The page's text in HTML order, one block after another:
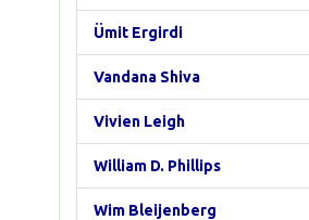
Ümit Ergirdi
Vandana Shiva
Vivien Leigh
William D. Phillips
Wim Bleijenberg